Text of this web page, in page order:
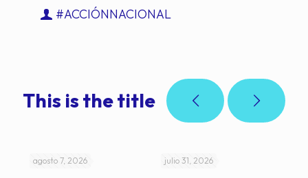
#ACCIÓNNACIONAL
This is the title
agosto 7, 2026 julio 31, 2026